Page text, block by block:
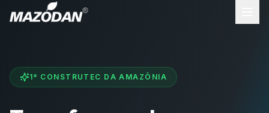
1ª CONSTRUTEC DA AMAZÔNIA